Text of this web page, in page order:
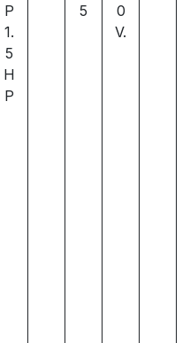
P
1.
5
H
P
5
0
V.